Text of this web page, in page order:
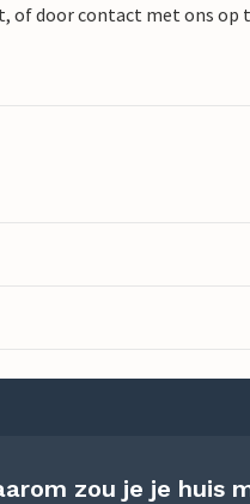
of door contact met ons op
zou je je huis